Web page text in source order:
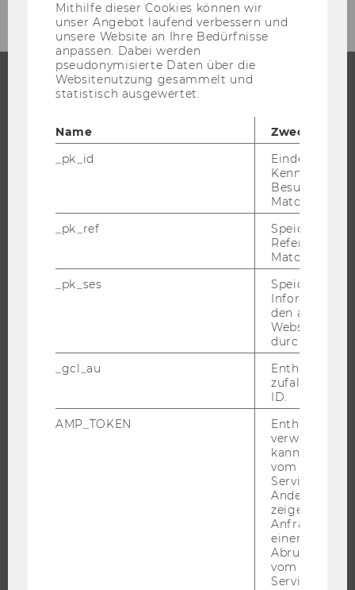
WARUM WU?
BACHELOR
EXECUTIVE EDUCATION
INTERNATIONALE UND INCOMING EXCHANGE STUDIERENDE
ANGEBOTE FÜR SCHULEN UND STUDIENINTERESSIERTE
FORSCHUNG
Mithilfe dieser Cookies können wir
unser Angebot laufend verbessern und
unsere Website an Ihre Bedürfnisse
anpassen. Dabei werden
pseudonymisierte Daten über die
Websitenutzung gesammelt und
statistisch ausgewertet.
Name
Zweck
_pk_id
Eindeutige
Besuchers
Matomo.
_pk_ref
Speicherung
Referrers
Matomo.
_pk_ses
Speicherung
den aktuellen
durch
_gcl_au
Enthält eine
ID.
AMP_TOKEN
Enthält ein
verwendet
kann, um
vom AMP-
Service
Andere
zeigen Opt-
Anfrage im
einen Fehler
Abrufen
vom AMP
Service an.